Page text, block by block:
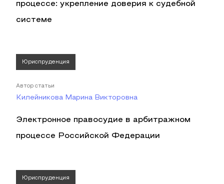
процессе: укрепление доверия к судебной
системе
Юриспруденция
Автор статьи
Килейникова Марина Викторовна
Электронное правосудие в арбитражном
процессе Российской Федерации
Юриспруденция